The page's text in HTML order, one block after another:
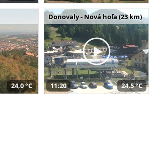
24,0 °C
Donovaly - Nová hoľa (23 km)
11:20 24,5 °C